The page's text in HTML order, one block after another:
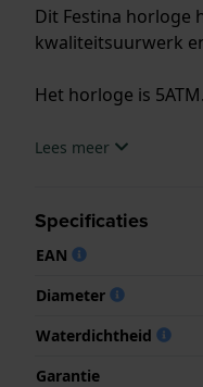
Dit Festina horloge
kwaliteitsuurwerk
Het horloge is
.Lees meer
Specificaties
EAN
Diameter
Waterdichtheid
Garantie